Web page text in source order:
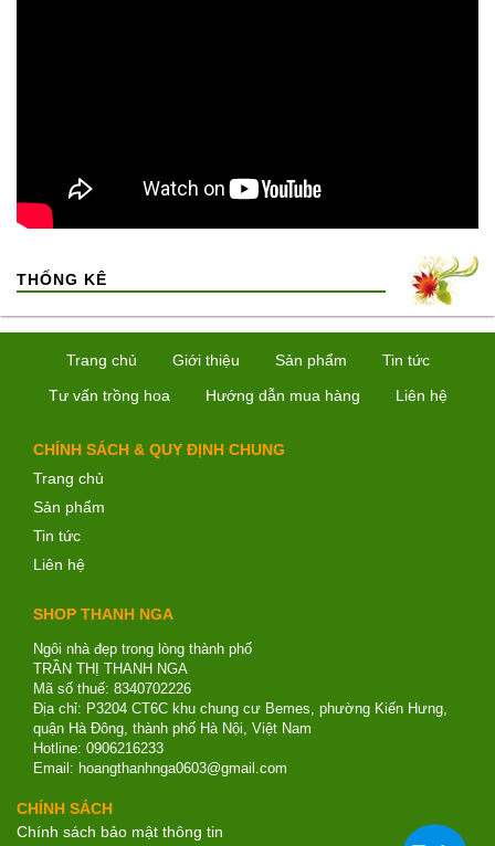
THỐNG KÊ
Trang chủ Giới thiệu Sản phẩm
Tin tức
Tư vấn trồng hoa
Hướng dẫn mua hàng Liên hệ
CHÍNH SÁCH & QUY ĐỊNH CHUNG
Trang chủ
Sản phẩm
Tin tức
Liên hệ
SHOP THANH NGA
Ngôi nhà đẹp trong lòng thành phố
TRẦN THỊ THANH NGA
Mã số thuế: 8340702226
Địa chỉ: P3204 CT6C khu chung cư Bemes, phường Kiến Hưng,
quận Hà Đông, thành phố Hà Nội, Việt Nam
Hotline: 0906216233
Email: hoangthanhnga0603@gmail.com
CHÍNH SÁCH
Chính sách bảo mật thông tin